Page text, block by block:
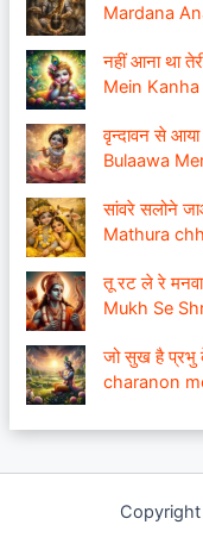
Mardana
नहीं आना था
Mein Kanha
वृन्दावन से
Bulaawa
सांवरे सलोने
Mathura
तू रट ले रे
Mukh Se
जो सुख है प्रभु
charanon